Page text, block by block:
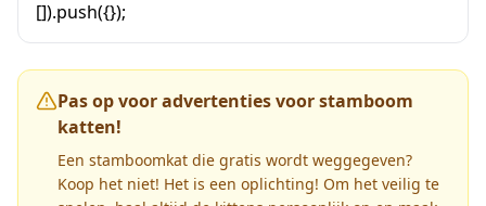
[]).push({});
Pas op voor advertenties voor stamboom
katten!
Een stamboomkat die gratis wordt weggegeven?
Koop het niet! Het is een oplichting! Om het veilig te